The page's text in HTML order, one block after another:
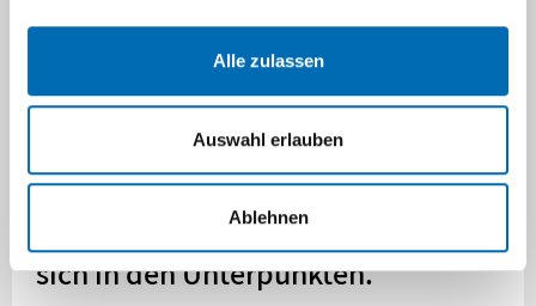
Alle zulassen
Auswahl erlauben
Ablehnen
Navigation
Nähere Informationen befinden
sich in den Unterpunkten.